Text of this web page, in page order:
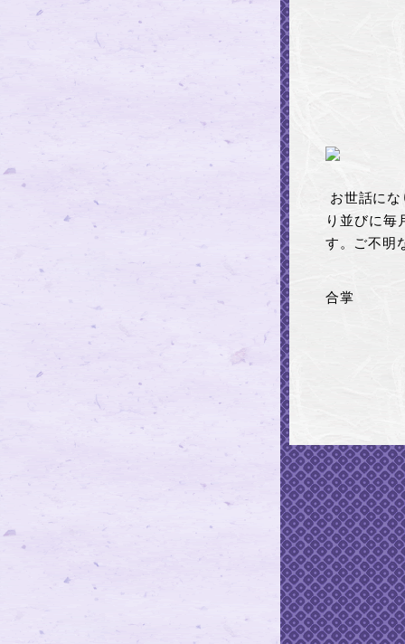
お世話に
り並びに毎
す。ご不明
合掌